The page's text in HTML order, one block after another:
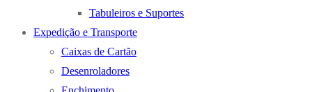
Tabuleiros e Suportes
Expedição e Transporte
Caixas de Cartão
Desenroladores